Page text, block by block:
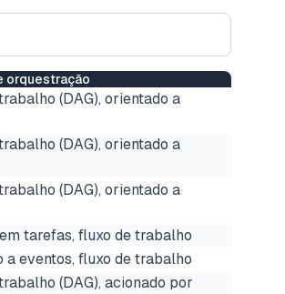
orquestração
(DAG), orientado a
(DAG), orientado a
(DAG), orientado a
tarefas, fluxo de trabalho
a eventos, fluxo de trabalho
(DAG), acionado por